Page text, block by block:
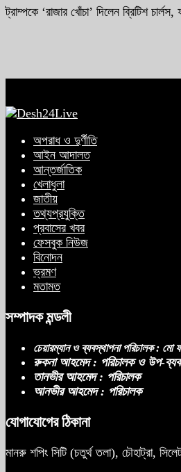
ট্রাম্পকে ‘রাজার খোঁচা’ দিলেন ব্রিটিশ চার্লস,
অপরাধ ও দুর্ণীতি
আইন আদালত
আন্তর্জাতিক
খেলাধুলা
জাতীয়
তথ্যপ্রযুক্তি
প্রবাসের খবর
ফেসবুক নিউজ
বিনোদন
ভ্রমণ
মতামত
সম্পাদক মন্ডলী
চেয়ারম্যান ও ব্যবস্থাপনা পরিচালক : মো
রুকনা আহমেদ : পরিচালক ও উপ-
তানভীর আহমেদ : পরিচালক
আনভীর আহমেদ : পরিচালক
যোগাযোগের ঠিকানা
মানরু শপিং সিটি (চতুর্থ তলা), চৌহাট্রা,